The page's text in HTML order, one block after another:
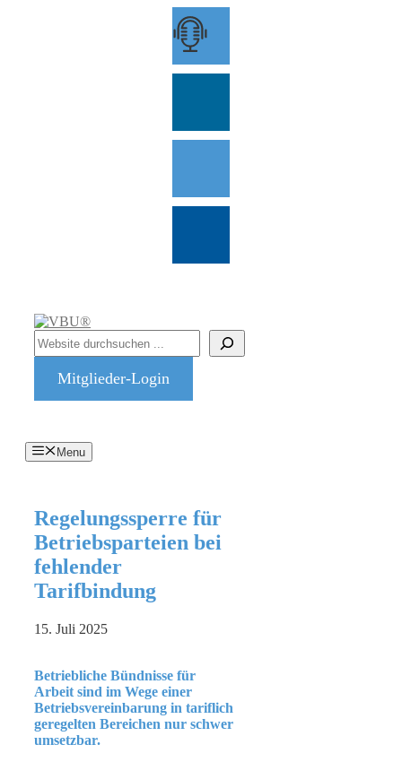
Suchen
Mitglieder-Login
Menu
Regelungssperre für
Betriebsparteien bei
fehlender
Tarifbindung
15. Juli 2025
Betriebliche Bündnisse für
Arbeit sind im Wege einer
Betriebsvereinbarung in tariflich
geregelten Bereichen nur schwer
umsetzbar.